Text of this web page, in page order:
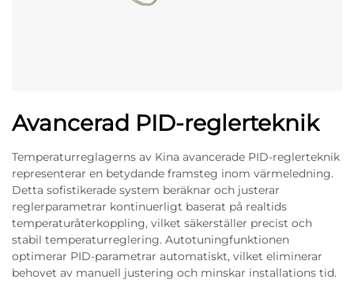
Avancerad PID-reglerteknik
Temperaturreglagerns av Kina avancerade PID-reglerteknik
representerar en betydande framsteg inom värmeledning.
Detta sofistikerade system beräknar och justerar
reglerparametrar kontinuerligt baserat på realtids
temperaturåterkoppling, vilket säkerställer precist och
stabil temperaturreglering. Autotuningfunktionen
optimerar PID-parametrar automatiskt, vilket eliminerar
behovet av manuell justering och minskar installations tid.